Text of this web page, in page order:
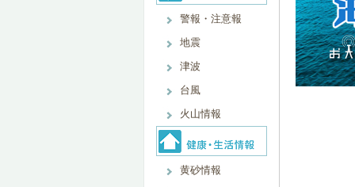
警報・注意報
地震
津波
台風
火山情報
黄砂情報